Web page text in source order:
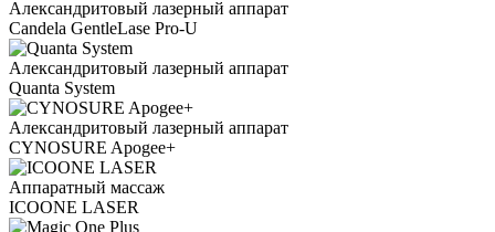
Александритовый лазерный аппарат
Candela GentleLase Pro-U
Александритовый лазерный аппарат
Quanta System
Александритовый лазерный аппарат
CYNOSURE Apogee+
Аппаратный массаж
ICOONE LASER